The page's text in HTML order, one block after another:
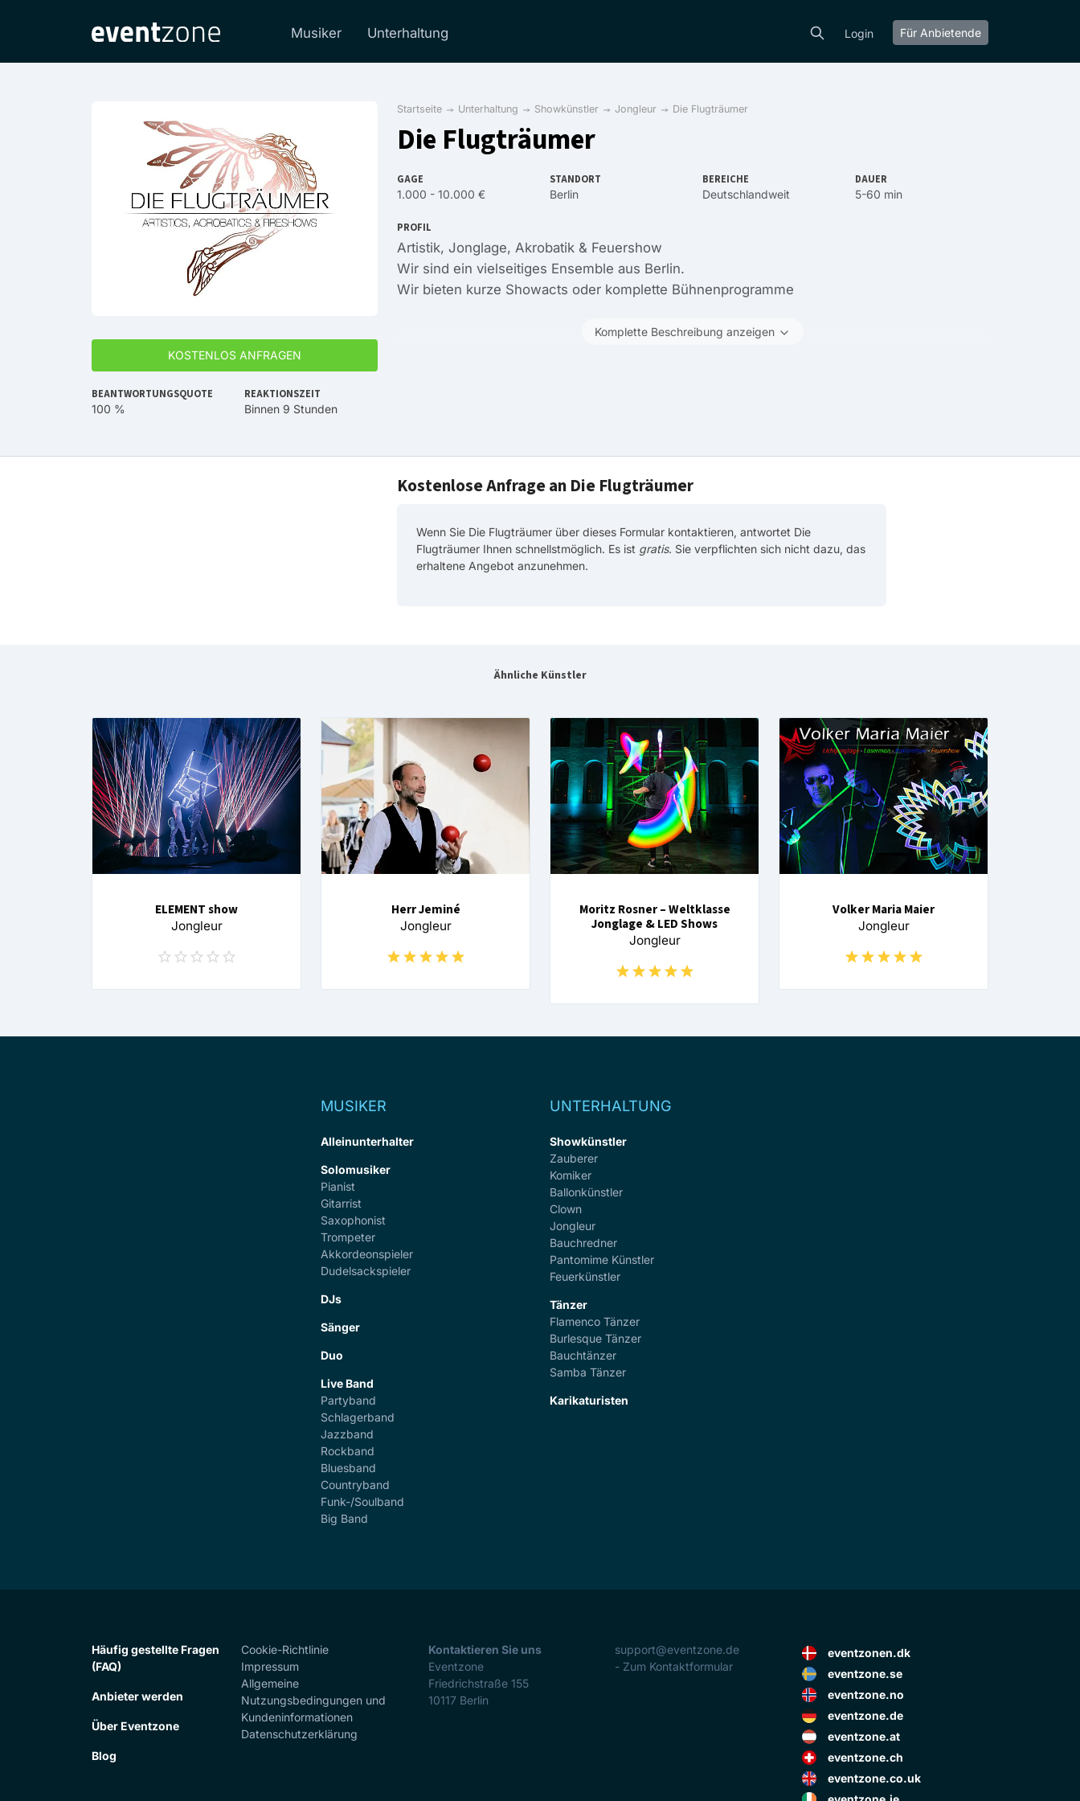
Musiker Unterhaltung Login Für Anbietende
KOSTENLOS ANFRAGEN
BEANTWORTUNGSQUOTE
100 %
REAKTIONSZEIT
Binnen 9 Stunden
Startseite Unterhaltung Showkünstler Jongleur Die Flugträumer
Die Flugträumer
GAGE
1.000 - 10.000 €
STANDORT
Berlin
BEREICHE
Deutschlandweit
DAUER
5-60 min
PROFIL
Artistik, Jonglage, Akrobatik & Feuershow
Wir sind ein vielseitiges Ensemble aus Berlin.
Wir bieten kurze Showacts oder komplette Bühnenprogramme
Komplette Beschreibung anzeigen
Kostenlose Anfrage an Die Flugträumer
Wenn Sie Die Flugträumer über dieses Formular kontaktieren, antwortet Die
Flugträumer Ihnen schnellstmöglich. Es ist gratis. Sie verpflichten sich nicht dazu, das
erhaltene Angebot anzunehmen.
Ähnliche Künstler
ELEMENT show
Jongleur
Herr Jeminé
Jongleur
Moritz Rosner – Weltklasse
Jonglage & LED Shows
Jongleur
Volker Maria Maier
Jongleur
MUSIKER
Alleinunterhalter
Solomusiker
Pianist
Gitarrist
Saxophonist
Trompeter
Akkordeonspieler
Dudelsackspieler
DJs
Sänger
Duo
Live Band
Partyband
Schlagerband
Jazzband
Rockband
Bluesband
Countryband
Funk-/Soulband
Big Band
UNTERHALTUNG
Showkünstler
Zauberer
Komiker
Ballonkünstler
Clown
Jongleur
Bauchredner
Pantomime Künstler
Feuerkünstler
Tänzer
Flamenco Tänzer
Burlesque Tänzer
Bauchtänzer
Samba Tänzer
Karikaturisten
Häufig gestellte Fragen
(FAQ)
Anbieter werden
Über Eventzone
Blog
Cookie-Richtlinie
Impressum
Allgemeine
Nutzungsbedingungen und
Kundeninformationen
Datenschutzerklärung
Kontaktieren Sie uns
Eventzone
Friedrichstraße 155
10117 Berlin
support@eventzone.de
- Zum Kontaktformular
eventzonen.dk
eventzone.se
eventzone.no
eventzone.de
eventzone.at
eventzone.ch
eventzone.co.uk